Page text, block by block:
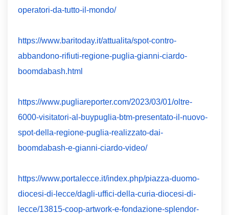
operatori-da-tutto-il-mondo/
https://www.baritoday.it/attualita/spot-contro-
abbandono-rifiuti-regione-puglia-gianni-ciardo-
boomdabash.html
https://www.pugliareporter.com/2023/03/01/oltre-
6000-visitatori-al-buypuglia-btm-presentato-il-nuovo-
spot-della-regione-puglia-realizzato-dai-
boomdabash-e-gianni-ciardo-video/
https://www.portalecce.it/index.php/piazza-duomo-
diocesi-di-lecce/dagli-uffici-della-curia-diocesi-di-
lecce/13815-coop-artwork-e-fondazione-splendor-